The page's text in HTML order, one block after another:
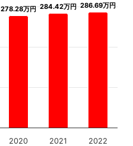
278.28万円
278.28万円 284.42万円
284.42万円 286.69万円
286.69万円
2020 2021 2022